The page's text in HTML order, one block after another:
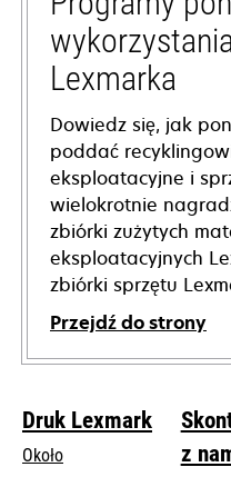
Lexmarka
Dowiedz się, jak
poddać
eksploatacyjne i
wielokrotnie
zbiórki zużytych
eksploatacyjnych
zbiórki sprzętu
Przejdź do strony
Druk Lexmark
Około
z